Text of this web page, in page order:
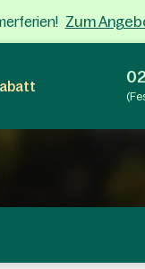
Zum